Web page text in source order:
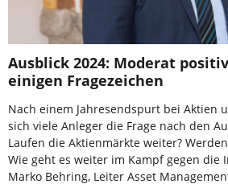
Ausblick 2024: Moderat
einigen Fragezeichen
Nach einem Jahresendspurt bei Aktien
sich viele Anleger die Frage nach den
Laufen die Aktienmärkte weiter?
Wie geht es weiter im Kampf gegen die
Marko Behring, Leiter Asset